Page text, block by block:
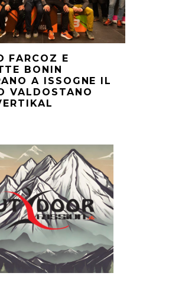
FARCOZ E
BONIN
A ISSOGNE IL
VALDOSTANO